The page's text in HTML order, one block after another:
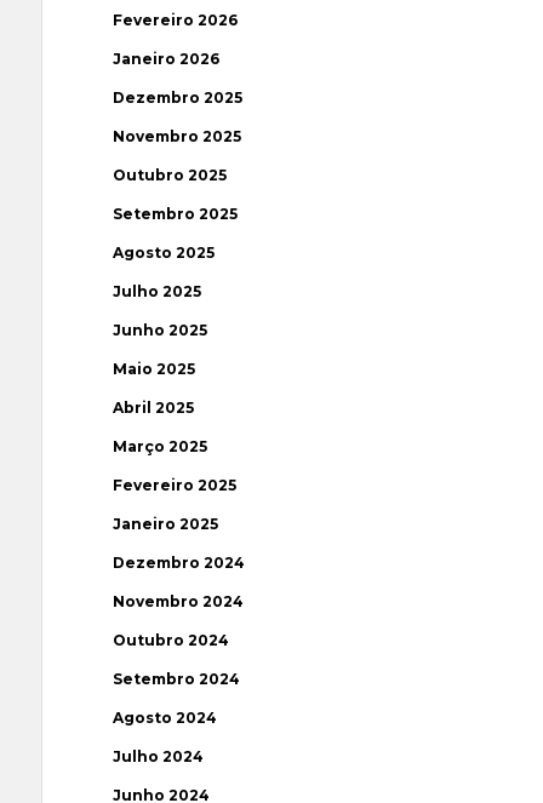
Fevereiro 2026
Janeiro 2026
Dezembro 2025
Novembro 2025
Outubro 2025
Setembro 2025
Agosto 2025
Julho 2025
Junho 2025
Maio 2025
Abril 2025
Março 2025
Fevereiro 2025
Janeiro 2025
Dezembro 2024
Novembro 2024
Outubro 2024
Setembro 2024
Agosto 2024
Julho 2024
Junho 2024